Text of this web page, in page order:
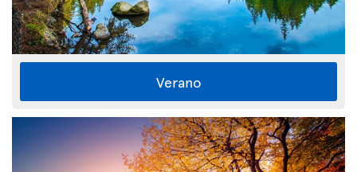
Verano